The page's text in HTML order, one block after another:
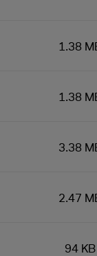
1.38
1.38
3.38
2.47
94 KB